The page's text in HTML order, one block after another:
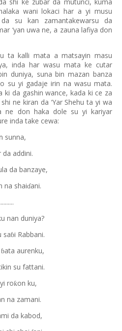
wani lokaci har a yi musu
su kan zamantakewarsu da
‘yan uwa ne, a zauna lafiya don
ta kalli mata a matsayin masu
inda har wasu mata ke cutar
duniya, suna bin mazan banza
su yi gadaje irin na wasu mata.
ki da gashin wance, kada ki ce za
ne kiran da ‘Yar Shehu ta yi wa
ne don haka dole su yi kariyar
inda take cewa:
sunna,
addini.
da banzaye,
na shaiɗani.
nan duniya?
saɓi Rabbani.
ɓata aurenku,
su fattani.
roƙon ku,
na zamani.
da kabod,